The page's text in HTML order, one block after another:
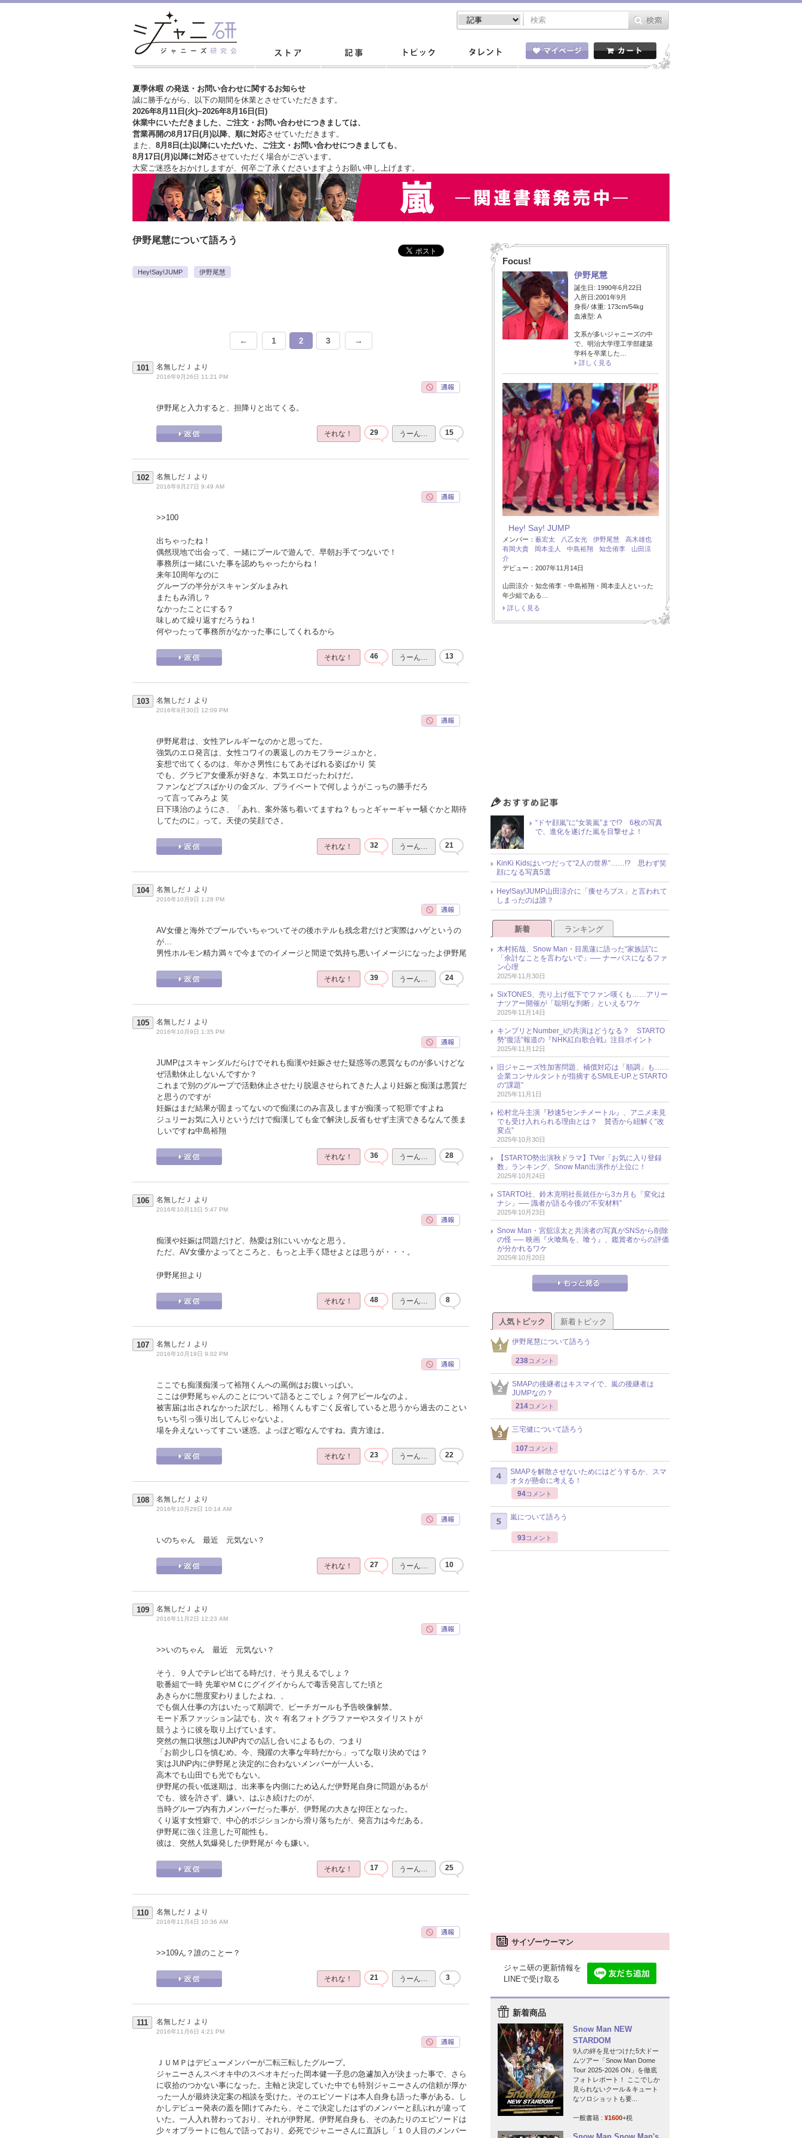
夏季休暇 の発送・お問い合わせに関するお知らせ
誠に勝手ながら、以下の期間を休業とさせていただきます。
2026年8月11日(火)~2026年8月16日(日)
休業中にいただきました、ご注文・お問い合わせにつきましては、
営業再開の8月17日(月)以降、順に対応させていただきます。
また、 8月8日(土)以降にいただいた、ご注文・ お問い合わせにつきましても、
8月17日(月)以降に対応させていただく場合がございます。
大変ご迷惑をおかけしますが、 何卒ご了承くださいますようお願い申し上げます。
伊野尾慧について語ろう
Hey!Say!JUMP 伊野尾慧
← 1 2 3 →
101 名無しだＪ より
2016年9月26日 11:21 PM
伊野尾と入力すると、担降りと出てくる。
それな！ 29 うーん… 15
102 名無しだＪ より
2016年9月27日 9:49 AM
>>100
出ちゃったね！
偶然現地で出会って、一緒にプールで遊んで、早朝お手てつないで！
事務所は一緒にいた事を認めちゃったからね！
来年10周年なのに
グループの半分がスキャンダルまみれ
またもみ消し？
なかったことにする？
味しめて繰り返すだろうね！
何やったって事務所がなかった事にしてくれるから
それな！ 46 うーん… 13
103 名無しだＪ より
2016年9月30日 12:09 PM
伊野尾君は、女性アレルギーなのかと思ってた。
強気のエロ発言は、女性コワイの裏返しのカモフラージュかと。
妄想で出てくるのは、年かさ男性にもてあそばれる姿ばかり 笑
でも、グラビア女優系が好きな、本気エロだったわけだ。
ファンなどブスばかりの金ズル、プライベートで何しようがこっちの勝手だろ
って言ってみろよ 笑
日下瑛治のようにさ、「あれ、案外落ち着いてますね？もっとギャーギャー騒ぐかと期待
してたのに」って。天使の笑顔でさ。
それな！ 32 うーん… 21
104 名無しだＪ より
2016年10月9日 1:28 PM
AV女優と海外でプールでいちゃついてその後ホテルも残念君だけど実際はハゲというの
が…
男性ホルモン精力満々で今までのイメージと間逆で気持ち悪いイメージになったよ伊野尾
それな！ 39 うーん… 24
105 名無しだＪ より
2016年10月9日 1:35 PM
JUMPはスキャンダルだらけでそれも痴漢や妊娠させた疑惑等の悪質なものが多いけどな
ぜ活動休止しないんですか？
これまで別のグループで活動休止させたり脱退させられてきた人より妊娠と痴漢は悪質だ
と思うのですが
妊娠はまだ結果が固まってないので痴漢にのみ言及しますが痴漢って犯罪ですよね
ジュリーお気に入りというだけで痴漢しても金で解決し反省もせず主演できるなんて羨ま
しいですね中島裕翔
それな！ 36 うーん… 28
106 名無しだＪ より
2016年10月13日 5:47 PM
痴漢や妊娠は問題だけど、熱愛は別にいいかなと思う。
ただ、AV女優かよってところと、もっと上手く隠せよとは思うが・・・。
伊野尾担より
それな！ 48 うーん… 8
107 名無しだＪ より
2016年10月19日 9:02 PM
ここでも痴漢痴漢って裕翔くんへの罵倒はお腹いっぱい。
ここは伊野尾ちゃんのことについて語るとこでしょ？何アピールなのよ。
被害届は出されなかった訳だし、裕翔くんもすごく反省していると思うから過去のことい
ちいち引っ張り出してんじゃないよ。
場を弁えないってすごい迷惑。よっぽど暇なんですね。貴方達は。
それな！ 23 うーん… 22
108 名無しだＪ より
2016年10月29日 10:14 AM
いのちゃん 最近 元気ない？
それな！ 27 うーん… 10
109 名無しだＪ より
2016年11月2日 12:23 AM
>>いのちゃん 最近 元気ない？
そう、９人でテレビ出てる時だけ、そう見えるでしょ？
歌番組で一時 先輩やＭＣにグイグイからんで毒舌発言してた頃と
あきらかに態度変わりましたよね、、
でも個人仕事の方はいたって順調で、ピーチガールも予告映像解禁。
モード系ファッション誌でも、次々 有名フォトグラファーやスタイリストが
競うように彼を取り上げています。
突然の無口状態はJUNP内での話し合いによるもの、つまり
「お前少し口を慎むめ。今、飛躍の大事な年時だから」ってな取り決めでは？
実はJUNP内に伊野尾と決定的に合わないメンバーが一人いる。
高木でも山田でも光でもない。
伊野尾の長い低迷期は、出来事を内側にため込んだ伊野尾自身に問題があるが
でも、彼を許さず、嫌い、はぶき続けたのが、
当時グループ内有力メンバーだった事が、伊野尾の大きな抑圧となった。
くり返す女性癖で、中心的ポジションから滑り落ちたが、発言力は今だある。
伊野尾に強く注意した可能性も。
彼は、突然人気爆発した伊野尾が 今も嫌い。
それな！ 17 うーん… 25
110 名無しだＪ より
2016年11月4日 10:36 AM
>>109ん？誰のことー？
それな！ 21 うーん… 3
111 名無しだＪ より
2016年11月6日 4:21 PM
ＪＵＭＰはデビューメンバーが二転三転したグループ。
ジャニーさんスペオキ中のスペオキだった岡本健一子息の急遽加入が決まった事で、さら
に収拾のつかない事になった。主軸と決定していた中でも特別ジャニーさんの信頼が厚か
った一人が最終決定案の相談を受けた。そのエピソードは本人自身も語った事がある。し
かしデビュー発表の蓋を開けてみたら、そこで決定したはずのメンバーと顔ぶれが違って
いた。一人入れ替わっており、それが伊野尾。伊野尾自身も、そのあたりのエピソードは
少々オブラートに包んで語っており、必死でジャニーさんに直訴し「１０人目のメンバー
Focus!
伊野尾慧
誕生日: 1990年6月22日
入所日:2001年9月
身長/ 体重: 173cm/54kg
血液型: A
文系が多いジャニーズの中
で、明治大学理工学部建築
学科を卒業した…
詳しく見る
Hey! Say! JUMP
メンバー： 薮宏太 八乙女光 伊野尾慧
高木雄也
有岡大貴
岡本圭人 中島裕翔 知念侑李
山田涼
介
デビュー：2007年11月14日
山田涼介・知念侑李・中島裕翔・岡本圭人といった
年少組である…
詳しく見る
“ドヤ顔嵐”に“女装嵐”まで!? 6枚の写真
で、進化を遂げた嵐を目撃せよ！
KinKi Kidsはいつだって“2人の世界”……!? 思わず笑
顔になる写真5選
Hey!Say!JUMP山田涼介に「痩せろブス」と言われて
しまったのは誰？
新着 ランキング
木村拓哉、Snow Man・目黒蓮に語った“家族話”に
「余計なことを言わないで」── ナーバスになるファ
ン心理
2025年11月30日
SixTONES、売り上げ低下でファン嘆くも……アリー
ナツアー開催が「聡明な判断」といえるワケ
2025年11月14日
キンプリとNumber_iの共演はどうなる？ STARTO
勢“復活”報道の『NHK紅白歌合戦』注目ポイント
2025年11月12日
旧ジャニーズ性加害問題、補償対応は「順調」も……
企業コンサルタントが指摘するSMILE-UP.とSTARTO
の“課題”
2025年11月1日
松村北斗主演『秒速5センチメートル』、アニメ未見
でも受け入れられる理由とは？ 賛否から紐解く“改
変点”
2025年10月30日
【STARTO勢出演秋ドラマ】TVer「お気に入り登録
数」ランキング、Snow Man出演作が上位に！
2025年10月24日
STARTO社、鈴木克明社長就任から3カ月も「変化は
ナシ」── 識者が語る今後の“不安材料”
2025年10月23日
Snow Man・宮舘涼太と共演者の写真がSNSから削除
の怪 ── 映画『火喰鳥を、喰う』、鑑賞者からの評価
が分かれるワケ
2025年10月20日
人気トピック 新着トピック
伊野尾慧について語ろう
238コメント
SMAPの後継者はキスマイで、嵐の後継者は
JUMPなの？
214コメント
三宅健について語ろう
107 コメント
SMAPを解散させないためにはどうするか、スマ
オタが懸命に考える！
94コメント
嵐について語ろう
93コメント
サイゾーウーマン
ジャニ研の更新情報を
LINEで受け取る
新着商品
Snow Man NEW
STARDOM
9人の絆を見せつけた5大ドー
ムツアー「Snow Man Dome
Tour 2025-2026 ON」を徹底
フォトレポート！ ここでしか
見られないクール＆キュート
なソロショットも要...
一般書籍 : ¥1600+税